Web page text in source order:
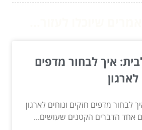
איך לבחור מדפים
לבחור מדפים חזקים ונוחים לארגון
אחד הדברים הקטנים שעושים...